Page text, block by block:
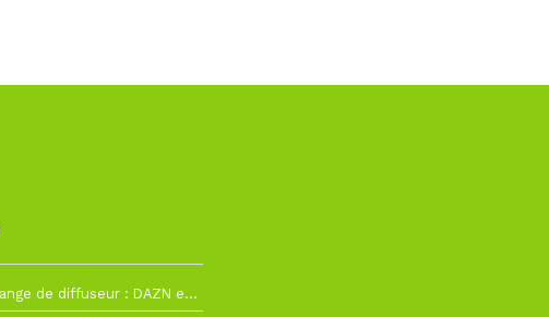
La Liga change de diffuseur : DAZN et Disney+ remplacent beIN Sports !